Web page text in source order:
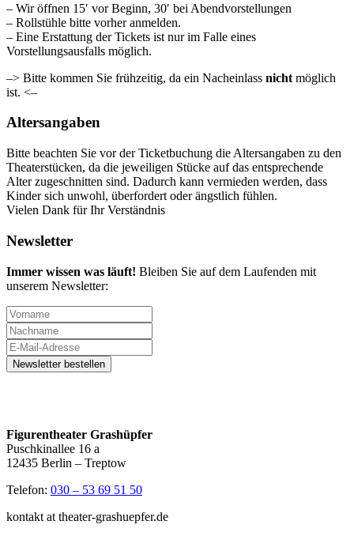
– Wir öffnen 15′ vor Beginn, 30′ bei Abendvorstellungen
– Rollstühle bitte vorher anmelden.
– Eine Erstattung der Tickets ist nur im Falle eines
Vorstellungsausfalls möglich.
–> Bitte kommen Sie frühzeitig, da ein Nacheinlass nicht möglich
ist. <–
Altersangaben
Bitte beachten Sie vor der Ticketbuchung die Altersangaben zu den
Theaterstücken, da die jeweiligen Stücke auf das entsprechende
Alter zugeschnitten sind. Dadurch kann vermieden werden, dass
Kinder sich unwohl, überfordert oder ängstlich fühlen.
Vielen Dank für Ihr Verständnis
Newsletter
Immer wissen was läuft! Bleiben Sie auf dem Laufenden mit
unserem Newsletter:
Figurentheater Grashüpfer
Puschkinallee 16 a
12435 Berlin – Treptow
Telefon: 030 – 53 69 51 50
kontakt at theater-grashuepfer.de